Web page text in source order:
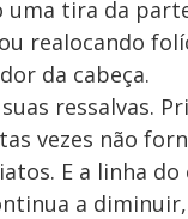
uma tira da
realocando
da cabeça.
ressalvas.
vezes não
E a linha do
a